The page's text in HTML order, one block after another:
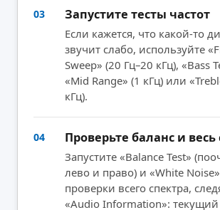
03 Запустите тесты частот
Если кажется, что какой-то
звучит слабо, используйте
Sweep» (20 Гц–20 кГц), «Bass
«Mid Range» (1 кГц) или
кГц).
04 Проверьте баланс и весь
Запустите «Balance Test»
лево и право) и «White
проверки всего спектра,
«Audio Information»: текущий